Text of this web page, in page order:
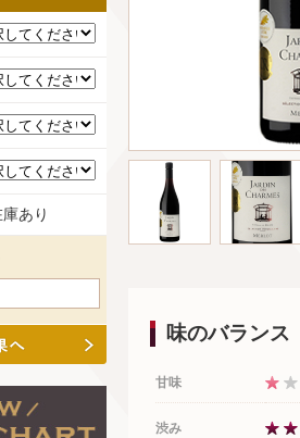
味のバランス
甘味
渋み
あり